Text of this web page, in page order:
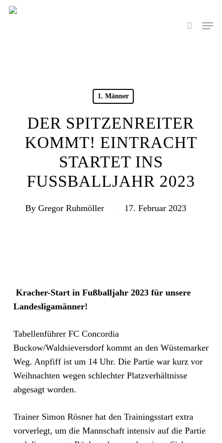
Skip
search
Menu
1. Männer
DER SPITZENREITER
KOMMT! EINTRACHT
STARTET INS
FUSSBALLJAHR 2023
By Gregor Ruhmöller 17. Februar 2023
Kracher-Start in Fußballjahr 2023 für unsere
Landesligamänner!
Tabellenführer FC Concordia
Buckow/Waldsieversdorf kommt an den Wüstemarker
Weg. Anpfiff ist um 14 Uhr. Die Partie war kurz vor
Weihnachten wegen schlechter Platzverhältnisse
abgesagt worden.
Trainer Simon Rösner hat den Trainingsstart extra
vorverlegt, um die Mannschaft intensiv auf die Partie